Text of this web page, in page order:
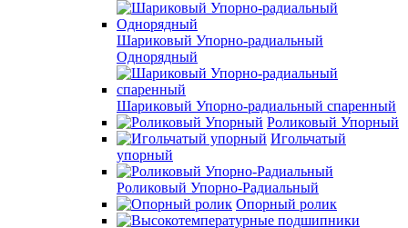
Шариковый Упорно-радиальный
Однорядный
Шариковый Упорно-радиальный спаренный
Роликовый Упорный
Игольчатый
упорный
Роликовый Упорно-Радиальный
Опорный ролик